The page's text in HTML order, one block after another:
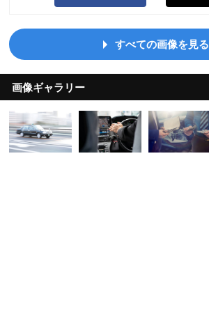
すべての画像を見る
画像ギャラリー